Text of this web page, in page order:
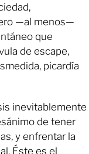
—al menos—
que
de escape,
picardía
inevitablemente
de tener
y enfrentar la
Éste es el